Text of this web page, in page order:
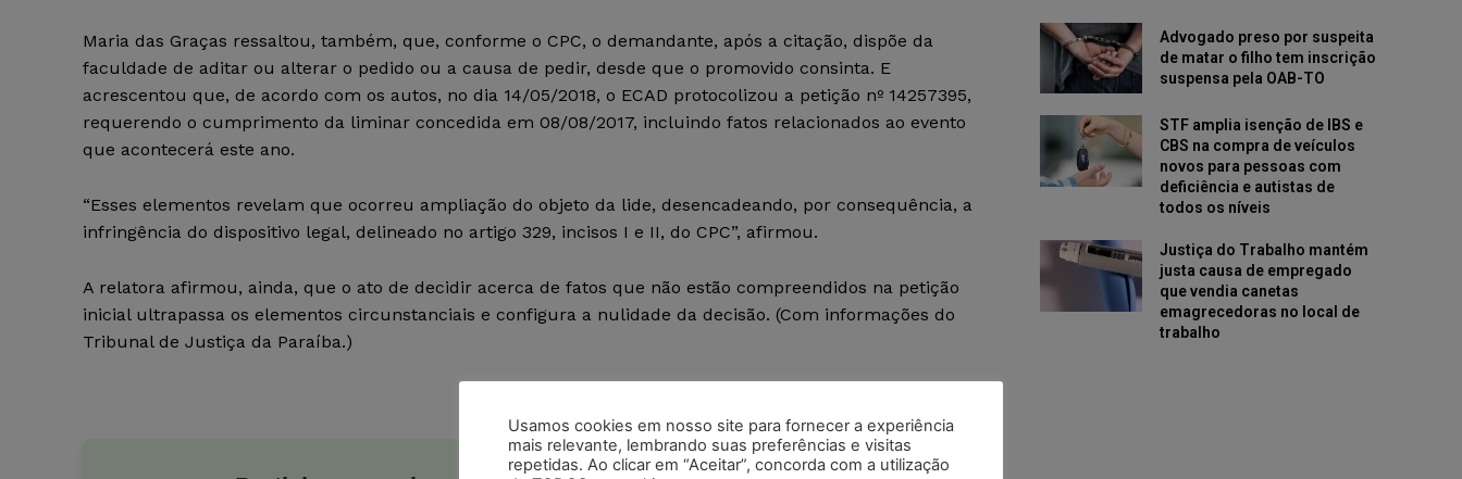
Maria das Graças ressaltou, também, que, conforme o CPC, o demandante, após a citação, dispõe da
faculdade de aditar ou alterar o pedido ou a causa de pedir, desde que o promovido consinta. E
acrescentou que, de acordo com os autos, no dia 14/05/2018, o ECAD protocolizou a petição nº 14257395,
requerendo o cumprimento da liminar concedida em 08/08/2017, incluindo fatos relacionados ao evento
que acontecerá este ano.
“Esses elementos revelam que ocorreu ampliação do objeto da lide, desencadeando, por consequência, a
infringência do dispositivo legal, delineado no artigo 329, incisos I e II, do CPC”, afirmou.
A relatora afirmou, ainda, que o ato de decidir acerca de fatos que não estão compreendidos na petição
inicial ultrapassa os elementos circunstanciais e configura a nulidade da decisão. (Com informações do
Tribunal de Justiça da Paraíba.)
Advogado preso por suspeita
de matar o filho tem inscrição
suspensa pela OAB-TO
STF amplia isenção de IBS e
CBS na compra de veículos
novos para pessoas com
deficiência e autistas de
todos os níveis
Justiça do Trabalho mantém
justa causa de empregado
que vendia canetas
emagrecedoras no local de
trabalho
Usamos cookies em nosso site para fornecer a experiência
mais relevante, lembrando suas preferências e visitas
repetidas. Ao clicar em “Aceitar”, concorda com a utilização